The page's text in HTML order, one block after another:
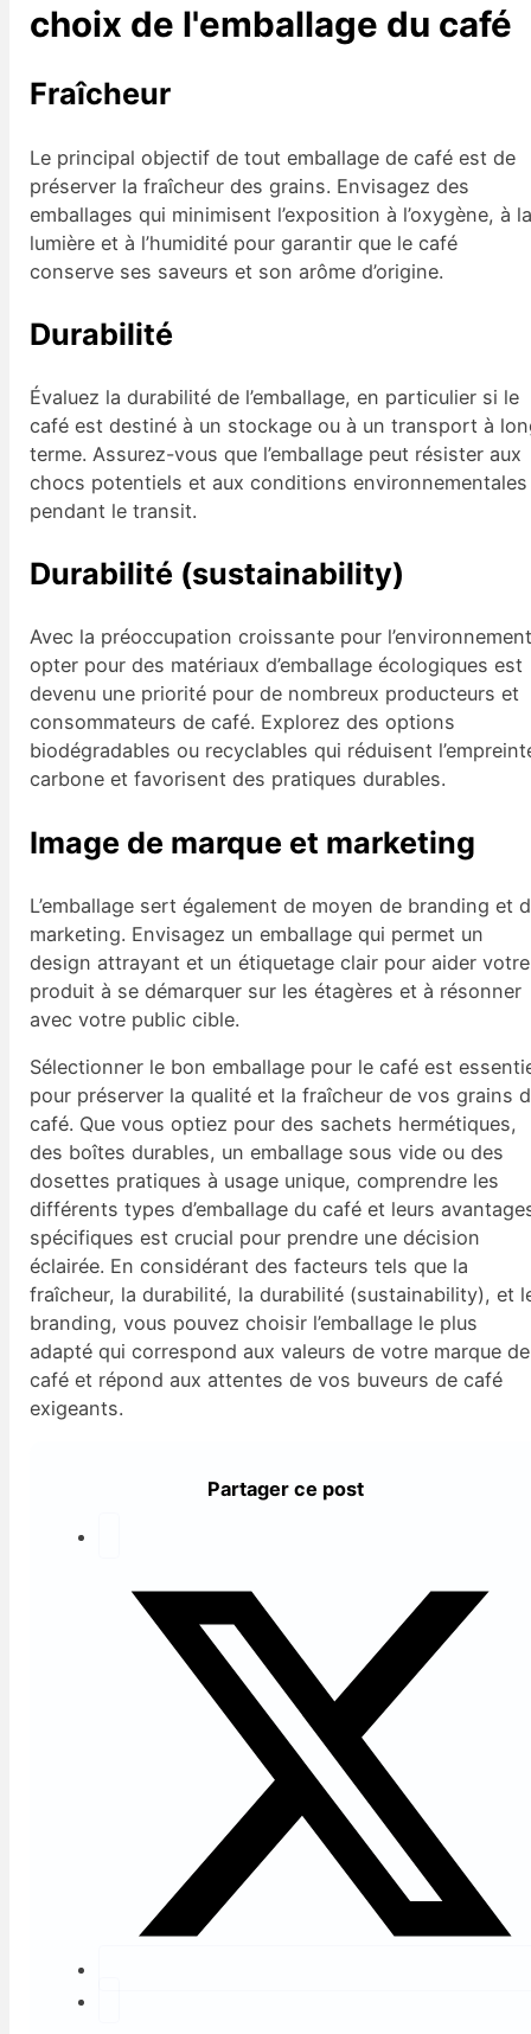
choix de l'emballage du café
Fraîcheur
Le principal objectif de tout emballage de café est de
préserver la fraîcheur des grains. Envisagez des
emballages qui minimisent l’exposition à l’oxygène, à
lumière et à l’humidité pour garantir que le café
conserve ses saveurs et son arôme d’origine.
Durabilité
Évaluez la durabilité de l’emballage, en particulier si le
café est destiné à un stockage ou à un transport à
terme. Assurez-vous que l’emballage peut résister aux
chocs potentiels et aux conditions environnementales
pendant le transit.
Durabilité (sustainability)
Avec la préoccupation croissante pour
opter pour des matériaux d’emballage écologiques est
devenu une priorité pour de nombreux producteurs et
consommateurs de café. Explorez des options
biodégradables ou recyclables qui réduisent
carbone et favorisent des pratiques durables.
Image de marque et marketing
L’emballage sert également de moyen de branding et
marketing. Envisagez un emballage qui permet un
design attrayant et un étiquetage clair pour aider votre
produit à se démarquer sur les étagères et à résonner
avec votre public cible.
Sélectionner le bon emballage pour le café est
pour préserver la qualité et la fraîcheur de vos grains
café. Que vous optiez pour des sachets hermétiques,
des boîtes durables, un emballage sous vide ou des
dosettes pratiques à usage unique, comprendre les
différents types d’emballage du café et leurs
spécifiques est crucial pour prendre une décision
éclairée. En considérant des facteurs tels que la
fraîcheur, la durabilité, la durabilité (sustainability), et
branding, vous pouvez choisir l’emballage le plus
adapté qui correspond aux valeurs de votre marque de
café et répond aux attentes de vos buveurs de café
exigeants.
Partager ce post